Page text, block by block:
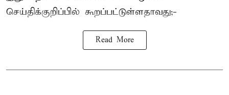
செய்திக்குறிப்பில் கூறப்பட்டுள்ளதாவது;-
Read More